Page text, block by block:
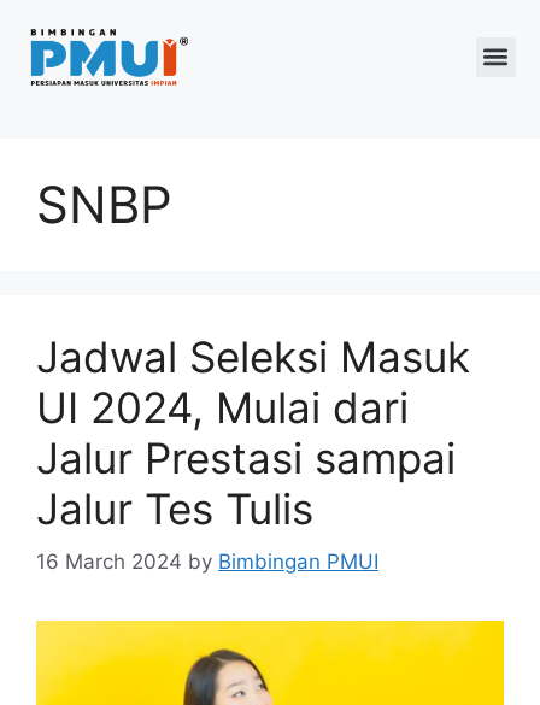
SNBP
Jadwal Seleksi Masuk
UI 2024, Mulai dari
Jalur Prestasi sampai
Jalur Tes Tulis
16 March 2024 by Bimbingan PMUI